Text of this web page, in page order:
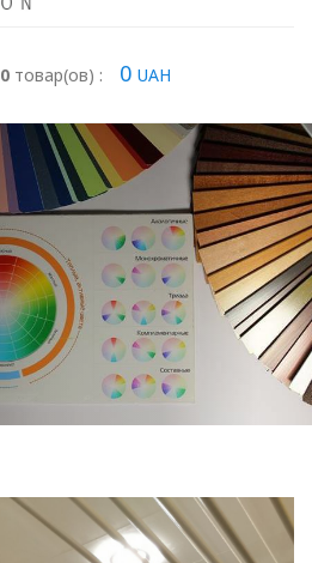
0товар(ов) : 0 UAH